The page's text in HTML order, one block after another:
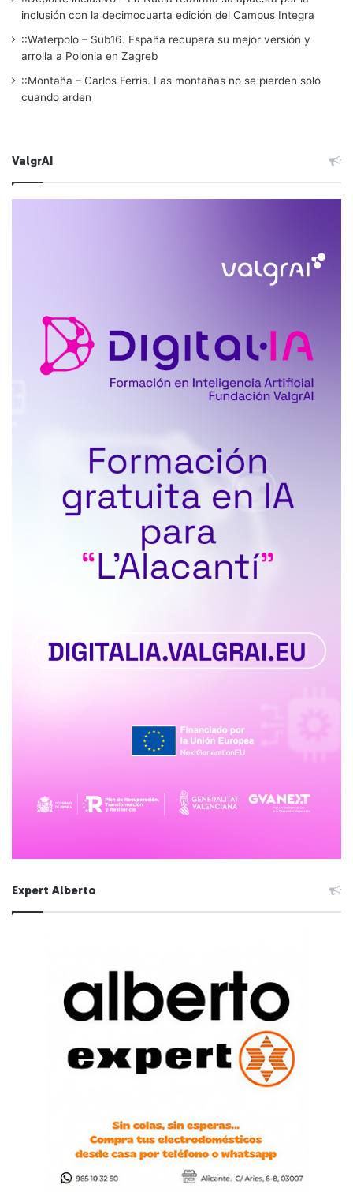
inclusión con la decimocuarta edición del Campus Integra
::Waterpolo – Sub16. España recupera su mejor versión y
arrolla a Polonia en Zagreb
::Montaña – Carlos Ferris. Las montañas no se pierden solo
cuando arden
ValgrAI
Expert Alberto